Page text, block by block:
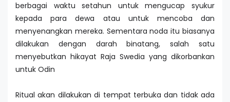
berbagai waktu setahun untuk mengucap syukur
kepada para dewa atau untuk mencoba dan
menyenangkan mereka. Sementara noda itu biasanya
dilakukan dengan darah binatang, salah satu
menyebutkan hikayat Raja Swedia yang dikorbankan
untuk Odin
Ritual akan dilakukan di tempat terbuka dan tidak ada